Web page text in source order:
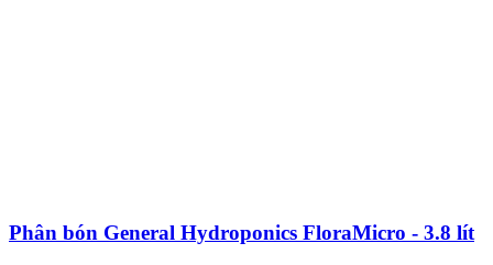
Phân bón General Hydroponics FloraMicro - 3.8 lít